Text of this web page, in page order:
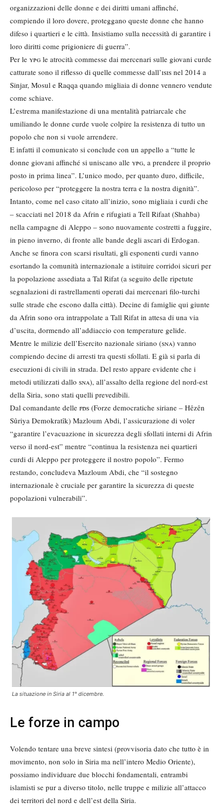
organizzazioni delle donne e dei diritti umani affinché,
compiendo il loro dovere, proteggano queste donne che hanno
difeso i quartieri e le città. Insistiamo sulla necessità di garantire i
loro diritti come prigioniere di guerra”.
Per le ypg le atrocità commesse dai mercenari sulle giovani curde
catturate sono il riflesso di quelle commesse dall’isis nel 2014 a
Sinjar, Mosul e Raqqa quando migliaia di donne vennero vendute
come schiave.
L’estrema manifestazione di una mentalità patriarcale che
umiliando le donne curde vuole colpire la resistenza di tutto un
popolo che non si vuole arrendere.
E infatti il comunicato si conclude con un appello a “tutte le
donne giovani affinché si uniscano alle ypg, a prendere il proprio
posto in prima linea”. L’unico modo, per quanto duro, difficile,
pericoloso per “proteggere la nostra terra e la nostra dignità”.
Intanto, come nel caso citato all’inizio, sono migliaia i curdi che
– scacciati nel 2018 da Afrin e rifugiati a Tell Rifaat (Shahba)
nella campagne di Aleppo – sono nuovamente costretti a fuggire,
in pieno inverno, di fronte alle bande degli ascari di Erdogan.
Anche se finora con scarsi risultati, gli esponenti curdi vanno
esortando la comunità internazionale a istituire corridoi sicuri per
la popolazione assediata a Tal Rifat (a seguito delle ripetute
segnalazioni di rastrellamenti operati dai mercenari filo-turchi
sulle strade che escono dalla città). Decine di famiglie qui giunte
da Afrin sono ora intrappolate a Tall Rifat in attesa di una via
d’uscita, dormendo all’addiaccio con temperature gelide.
Mentre le milizie dell’Esercito nazionale siriano (sna) vanno
compiendo decine di arresti tra questi sfollati. E già si parla di
esecuzioni di civili in strada. Del resto appare evidente che i
metodi utilizzati dallo sna), all’assalto della regione del nord-est
della Siria, sono stati quelli prevedibili.
Dal comandante delle fds (Forze democratiche siriane – Hêzên
Sûriya Demokratîk‎) Mazloum Abdi, l’assicurazione di voler
“garantire l’evacuazione in sicurezza degli sfollati interni di Afrin
verso il nord-est” mentre “continua la resistenza nei quartieri
curdi di Aleppo per proteggere il nostro popolo”. Fermo
restando, concludeva Mazloum Abdi, che “il sostegno
internazionale è cruciale per garantire la sicurezza di queste
popolazioni vulnerabili”.
La situazione in Siria al 1° dicembre.
Le forze in campo
Volendo tentare una breve sintesi (provvisoria dato che tutto è in
movimento, non solo in Siria ma nell’intero Medio Oriente),
possiamo individuare due blocchi fondamentali, entrambi
islamisti se pur a diverso titolo, nelle truppe e milizie all’attacco
dei territori del nord e dell’est della Siria.